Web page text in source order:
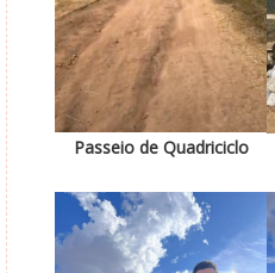
Passeio de Quadriciclo